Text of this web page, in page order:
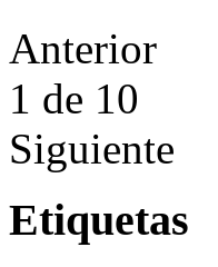
Anterior
1 de 10
Siguiente
Etiquetas